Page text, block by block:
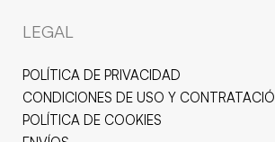
LEGAL
POLÍTICA DE PRIVACIDAD
CONDICIONES DE USO Y
POLÍTICA DE COOKIES